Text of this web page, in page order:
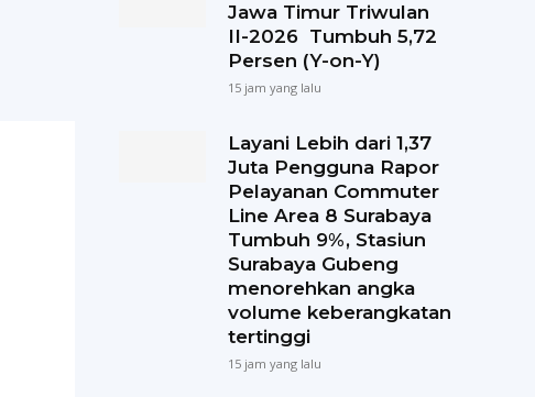
Jawa Timur Triwulan
II-2026 Tumbuh 5,72
Persen (Y-on-Y)
15 jam yang lalu
Layani Lebih dari 1,37
Juta Pengguna Rapor
Pelayanan Commuter
Line Area 8 Surabaya
Tumbuh 9%, Stasiun
Surabaya Gubeng
menorehkan angka
volume keberangkatan
tertinggi
15 jam yang lalu